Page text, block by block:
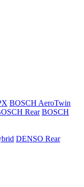
BOSCH AeroTwin
Rear BOSCH
DENSO Rear